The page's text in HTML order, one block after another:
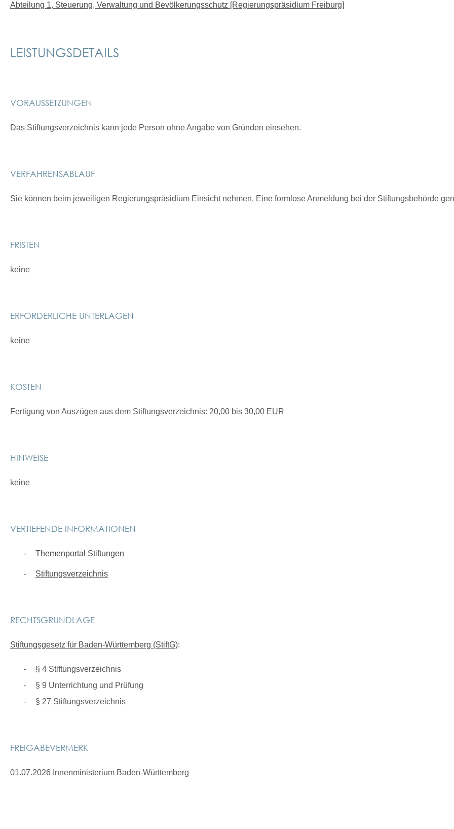
Abteilung 1, Steuerung, Verwaltung und Bevölkerungsschutz [Regierungspräsidium Freiburg]
LEISTUNGSDETAILS
VORAUSSETZUNGEN
Das Stiftungsverzeichnis kann jede Person ohne Angabe von Gründen einsehen.
VERFAHRENSABLAUF
Sie können beim jeweiligen Regierungspräsidium Einsicht nehmen. Eine formlose Anmeldung bei der Stiftungsbehörde
FRISTEN
keine
ERFORDERLICHE UNTERLAGEN
keine
KOSTEN
Fertigung von Auszügen aus dem Stiftungsverzeichnis: 20,00 bis 30,00 EUR
HINWEISE
keine
VERTIEFENDE INFORMATIONEN
Themenportal Stiftungen
Stiftungsverzeichnis
RECHTSGRUNDLAGE
Stiftungsgesetz für Baden-Württemberg (StiftG):
§ 4 Stiftungsverzeichnis
§ 9 Unterrichtung und Prüfung
§ 27 Stiftungsverzeichnis
FREIGABEVERMERK
01.07.2026 Innenministerium Baden-Württemberg